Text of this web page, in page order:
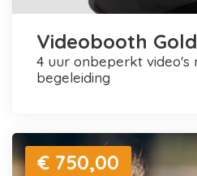
Videobooth Gold
4 uur onbeperkt video's maken + personele
begeleiding
€ 750,00